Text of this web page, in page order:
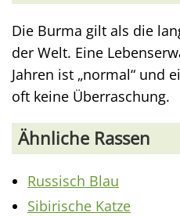
Die Burma gilt als die
der Welt. Eine
Jahren ist „normal“ und
oft keine Überraschung.
Ähnliche Rassen
Russisch Blau
Sibirische Katze